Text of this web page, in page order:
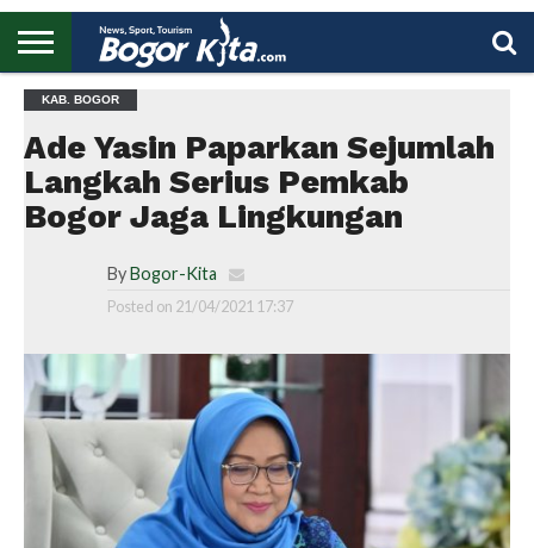
BOGOR
REGIONAL
NASIONAL
PENDIDIKAN
WISATA
OLAHRAGA
LAPORAN
PROFIL
KAB. BOGOR
Ade Yasin Paparkan Sejumlah
Langkah Serius Pemkab
Bogor Jaga Lingkungan
By Bogor-Kita
Posted on 21/04/2021 17:37